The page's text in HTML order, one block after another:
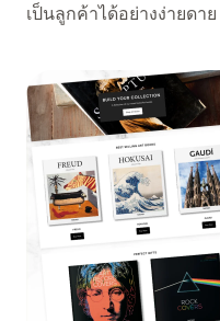
เป็นลูกค้าได้อย่างง่ายดาย